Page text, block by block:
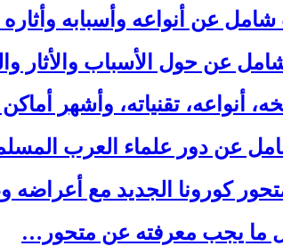
شامل عن أنواعه وأسبابه
عن حول الأسباب والأثار
أنواعه، تقنياته، وأشهر
عن دور علماء العرب
كورونا الجديد مع أعراضه
ما يجب معرفته عن متحور…